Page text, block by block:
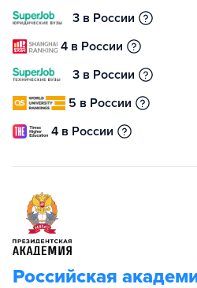
3 в России
4 в России
3 в России
5 в России
4 в России
Российская